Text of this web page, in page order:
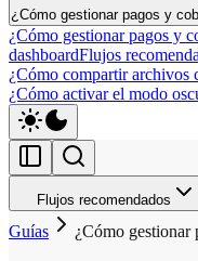
¿Cómo gestionar pagos y
¿Cómo gestionar pagos y
dashboardFlujos
¿Cómo compartir archivos
¿Cómo activar el modo
Flujos recomendados
Guías ¿Cómo gestionar